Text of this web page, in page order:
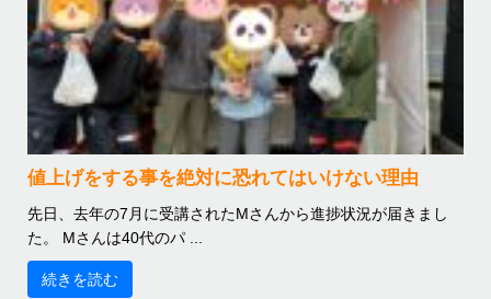
値上げをする事を絶対に恐れてはいけない理由
先日、去年の7月に受講されたMさんから進捗状況が届きまし
た。 Mさんは40代のパ ...
続きを読む